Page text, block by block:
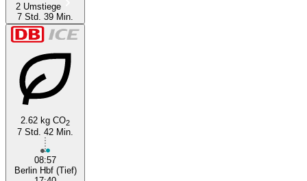
2 Umstiege
7 Std. 39 Min.
2.62 kg CO2
7 Std. 42 Min.
08:57
Berlin Hbf (Tief)